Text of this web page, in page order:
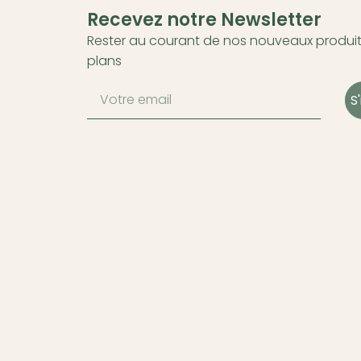
Recevez notre Newsletter
Rester au courant de nos nouveaux
plans